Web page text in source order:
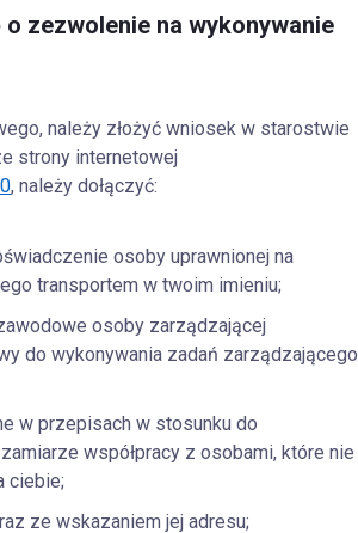
zezwolenie na wykonywanie
należy złożyć wniosek w starostwie
strony internetowej
, należy dołączyć:
osoby uprawnionej na
transportem w twoim imieniu;
osoby zarządzającej
do wykonywania zadań zarządzającego
w przepisach w stosunku do
współpracy z osobami, które nie
ciebie;
ze wskazaniem jej adresu;